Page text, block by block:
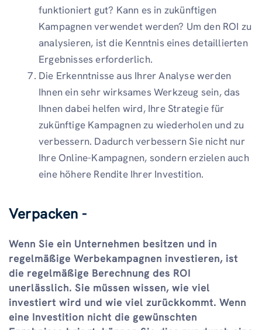
funktioniert gut? Kann es in zukünftigen
Kampagnen verwendet werden? Um den ROI zu
analysieren, ist die Kenntnis eines detaillierten
Ergebnisses erforderlich.
Die Erkenntnisse aus Ihrer Analyse werden
Ihnen ein sehr wirksames Werkzeug sein, das
Ihnen dabei helfen wird, Ihre Strategie für
zukünftige Kampagnen zu wiederholen und zu
verbessern. Dadurch verbessern Sie nicht nur
Ihre Online-Kampagnen, sondern erzielen auch
eine höhere Rendite Ihrer Investition.
Verpacken -
Wenn Sie ein Unternehmen besitzen und in
regelmäßige Werbekampagnen investieren, ist
die regelmäßige Berechnung des ROI
unerlässlich. Sie müssen wissen, wie viel
investiert wird und wie viel zurückkommt. Wenn
eine Investition nicht die gewünschten